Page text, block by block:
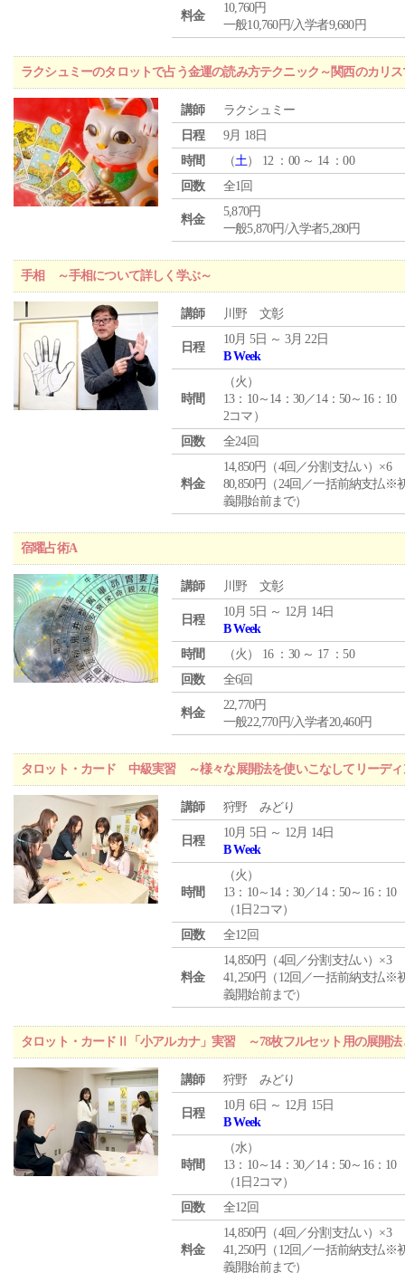
料金
10,760円
一般10,760円/入学者9,680円
ラクシュミーのタロットで占う金運の読み方テクニック～関西のカリ
講師
ラクシュミー
日程
9月 18日
時間
（土） 12 ：00 ～ 14 ：00
回数
全1回
料金
5,870円
一般5,870円/入学者5,280円
手相 ～手相について詳しく学ぶ～
講師 川野 文彰
日程
10月 5日 ～ 3月 22日
B Week
時間
（火 ）
13：10～14：30／14：50～16：10
2コマ）
回数
全24回
料金
14,850円（4回／分割支払い）×6
80,850円（24回／一括前納支払※
義開始前まで）
宿曜占術A
講師 川野 文彰
日程
10月 5日 ～ 12月 14日
B Week
時間
（火 ） 16 ：30 ～ 17 ：50
回数
全6回
料金
22,770円
一般22,770円/入学者20,460円
タロット・カード 中級実習 ～様々な展開法を使いこなしてリーディ
講師 狩野 みどり
日程
10月 5日 ～ 12月 14日
B Week
時間
（火 ）
13：10～14：30／14：50～16：10
（1日2コマ）
回数
全12回
料金
14,850円（4回／分割支払い）×3
41,250円（12回／一括前納支払※
義開始前まで）
タロット・カードⅡ「小アルカナ」実習 ～78枚フルセット用の展開法
講師 狩野 みどり
日程
10月 6日 ～ 12月 15日
B Week
時間
（水）
13：10～14：30／14：50～16：10
（1日2コマ）
回数
全12回
料金
14,850円（4回／分割支払い）×3
41,250円（12回／一括前納支払※
義開始前まで）